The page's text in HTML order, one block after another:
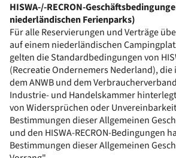
HISWA-/-RECRON-
niederländischen Ferienparks)
Für alle Reservierungen und Verträge
auf einem niederländischen
gelten die Standardbedingungen von
(Recreatie Ondernemers Nederland),
dem ANWB und dem
Industrie- und Handelskammer
von Widersprüchen oder
Bestimmungen dieser Allgemeinen
und den HISWA-RECRON-Bedingungen
Bestimmungen dieser Allgemeinen